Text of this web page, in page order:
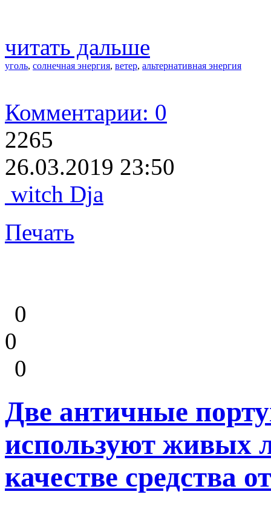
читать дальше
уголь, солнечная энергия, ветер, альтернативная энергия
Комментарии: 0
2265
26.03.2019 23:50
witch Dja
Печать
0
0
0
Две античные
используют живых
качестве средства